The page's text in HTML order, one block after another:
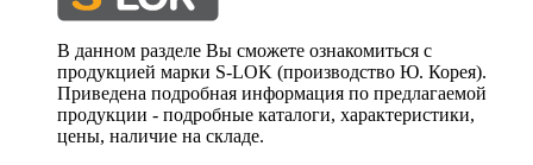
В данном разделе Вы сможете ознакомиться с
продукцией марки S-LOK (производство Ю. Корея).
Приведена подробная информация по предлагаемой
продукции - подробные каталоги, характеристики,
цены, наличие на складе.